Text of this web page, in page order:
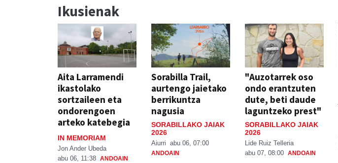
Ikusienak
Aita Larramendi
ikastolako
sortzaileen eta
ondorengoen
arteko katebegia
IN MEMORIAM
Jon Ander Ubeda
abu 06, 11:38 ANDOAIN
Sorabilla Trail,
aurtengo jaietako
berrikuntza
nagusia
SORABILLAKO JAIAK
2026
Aiurri abu 06, 07:00
ANDOAIN
"Auzotarrek oso
ondo erantzuten
dute, beti daude
laguntzeko prest"
SORABILLAKO JAIAK
2026
Lide Ruiz Telleria
abu 07, 08:00 ANDOAIN